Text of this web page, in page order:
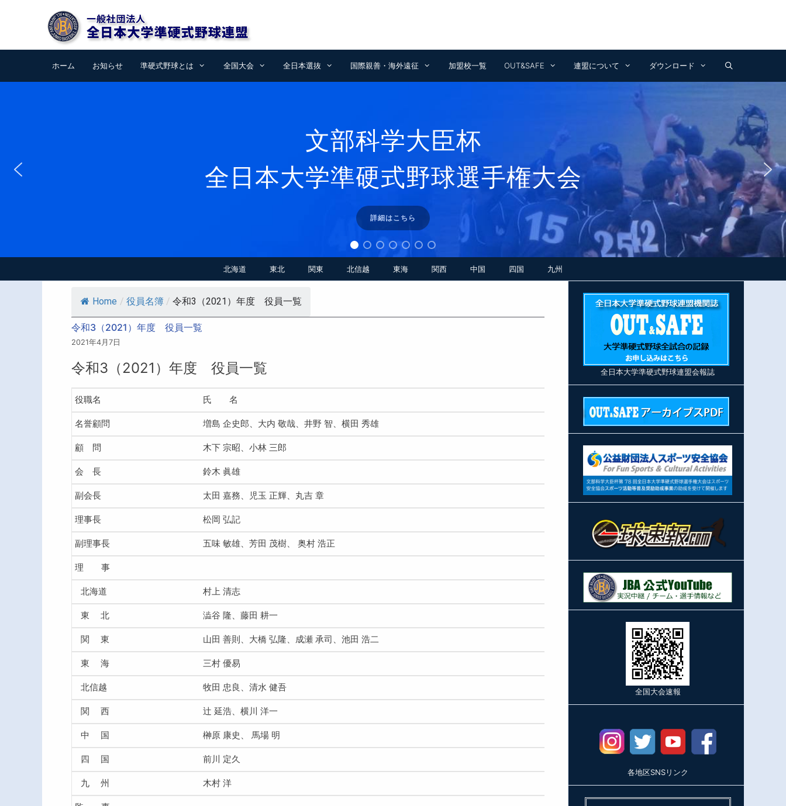
ン
ホーム お知らせ 準硬式野球とは 全国大会 全日本選抜 国際親善・海外遠征 加盟校一覧 OUT&SAFE 連盟について ダウンロード
文部科学大臣杯
全日本大学準硬式野球選手権大会
詳細はこちら
北海道 東北 関東 北信越 東海 関西 中国 四国 九州
Home / 役員名簿 / 令和3（2021）年度 役員一覧
令和3（2021）年度 役員一覧
2021年4月7日
令和3（2021）年度 役員一覧
役職名 氏 名
名誉顧問 増島 企史郎、大内 敬哉、井野 智、横田 秀雄
顧 問 木下 宗昭、小林 三郎
会 長 鈴木 眞雄
副会長 太田 嘉務、児玉 正輝、丸吉 章
理事長 松岡 弘記
副理事長 五味 敏雄、芳田 茂樹、 奥村 浩正
理 事
北海道 村上 清志
東 北 澁谷 隆、藤田 耕一
関 東 山田 善則、大橋 弘隆、成瀬 承司、池田 浩二
東 海 三村 優易
北信越 牧田 忠良、清水 健吾
関 西 辻 延浩、横川 洋一
中 国 榊原 康史、 馬場 明
四 国 前川 定久
九 州 木村 洋
全日本大学準硬式野球連盟会報誌
全国大会速報
各地区SNSリンク